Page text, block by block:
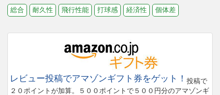
総合
耐久性 飛行性能 打球感 経済性 個体差
レビュー投稿でアマゾンギフト券をゲット！ 投稿で
２０ポイントが加算。５００ポイントで５００円分のアマゾンギ